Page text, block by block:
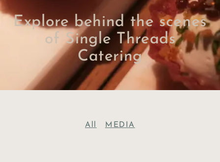
Explore behind the scenes
of Single Threads
Catering
All MEDIA